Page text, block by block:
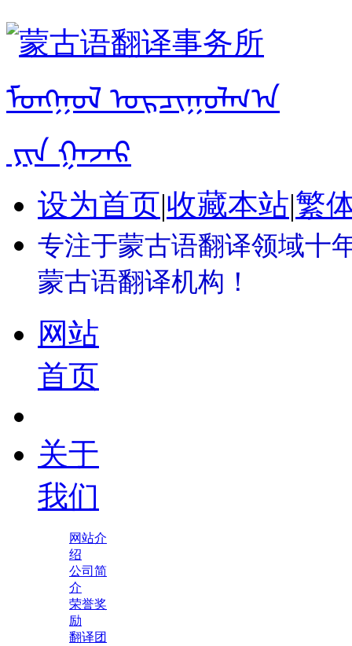
设为首页|收藏本站|繁
专注于蒙古语翻译领域十
蒙古语翻译机构！
网站
首页
关于
我们
网站介
绍
公司简
介
荣誉奖
励
翻译团